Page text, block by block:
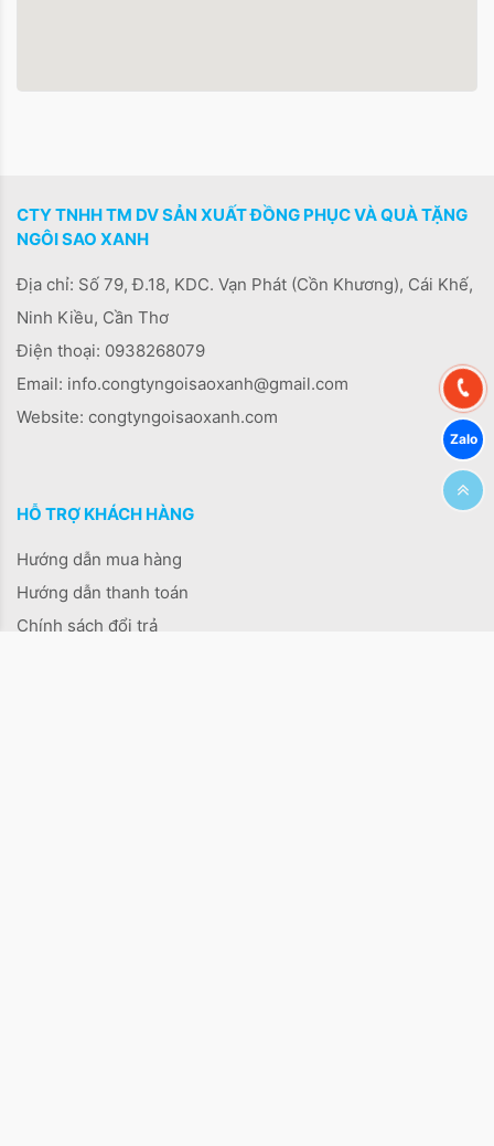
CTY TNHH TM DV SẢN XUẤT ĐỒNG PHỤC VÀ QUÀ TẶNG
NGÔI SAO XANH
Địa chỉ: Số 79, Đ.18, KDC. Vạn Phát (Cồn Khương), Cái Khế,
Ninh Kiều, Cần Thơ
Điện thoại: 0938268079
Email: info.congtyngoisaoxanh@gmail.com
Website: congtyngoisaoxanh.com
HỖ TRỢ KHÁCH HÀNG
Hướng dẫn mua hàng
Hướng dẫn thanh toán
Chính sách đổi trả